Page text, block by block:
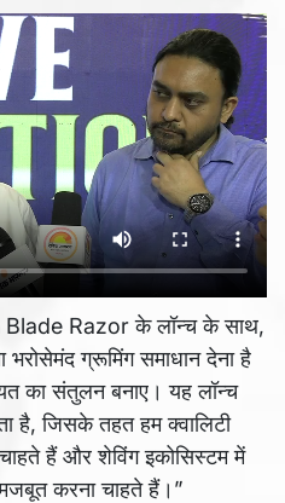
Blade Razor के लॉन्च के साथ,
भरोसेमंद ग्रूमिंग समाधान देना है
का संतुलन बनाए। यह लॉन्च
है, जिसके तहत हम क्वालिटी
हैं और शेविंग इकोसिस्टम में
करना चाहते हैं।”